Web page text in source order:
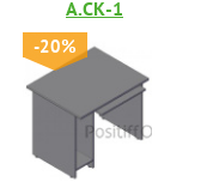
А.СК-1
-20%